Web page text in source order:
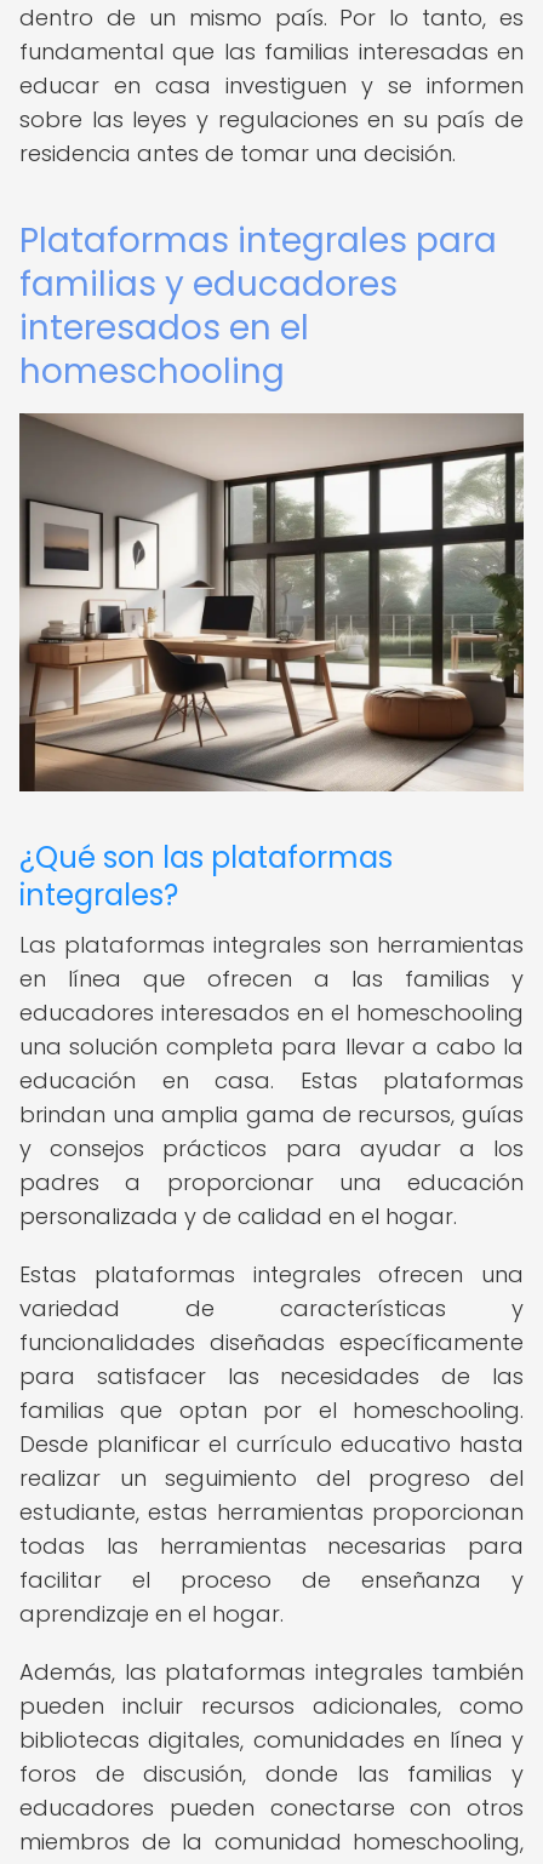
dentro de un mismo país. Por lo tanto, es
fundamental que las familias interesadas en
educar en casa investiguen y se informen
sobre las leyes y regulaciones en su país de
residencia antes de tomar una decisión.
Plataformas integrales para
familias y educadores
interesados en el
homeschooling
¿Qué son las plataformas
integrales?
Las plataformas integrales son herramientas
en línea que ofrecen a las familias y
educadores interesados en el homeschooling
una solución completa para llevar a cabo la
educación en casa. Estas plataformas
brindan una amplia gama de recursos, guías
y consejos prácticos para ayudar a los
padres a proporcionar una educación
personalizada y de calidad en el hogar.
Estas plataformas integrales ofrecen una
variedad de características y
funcionalidades diseñadas específicamente
para satisfacer las necesidades de las
familias que optan por el homeschooling.
Desde planificar el currículo educativo hasta
realizar un seguimiento del progreso del
estudiante, estas herramientas proporcionan
todas las herramientas necesarias para
facilitar el proceso de enseñanza y
aprendizaje en el hogar.
Además, las plataformas integrales también
pueden incluir recursos adicionales, como
bibliotecas digitales, comunidades en línea y
foros de discusión, donde las familias y
educadores pueden conectarse con otros
miembros de la comunidad homeschooling,